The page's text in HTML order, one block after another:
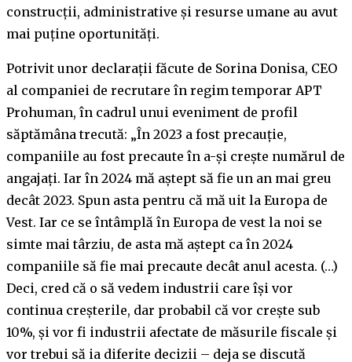
construcții, administrative și resurse umane au avut
mai puține oportunități.
Potrivit unor declarații făcute de Sorina Donisa, CEO
al companiei de recrutare în regim temporar APT
Prohuman, în cadrul unui eveniment de profil
săptămâna trecută: „În 2023 a fost precauție,
companiile au fost precaute în a-și crește numărul de
angajați. Iar în 2024 mă aștept să fie un an mai greu
decât 2023. Spun asta pentru că mă uit la Europa de
Vest. Iar ce se întâmplă în Europa de vest la noi se
simte mai târziu, de asta mă aștept ca în 2024
companiile să fie mai precaute decât anul acesta. (…)
Deci, cred că o să vedem industrii care își vor
continua creșterile, dar probabil că vor crește sub
10%, și vor fi industrii afectate de măsurile fiscale și
vor trebui să ia diferite decizii – deja se discută